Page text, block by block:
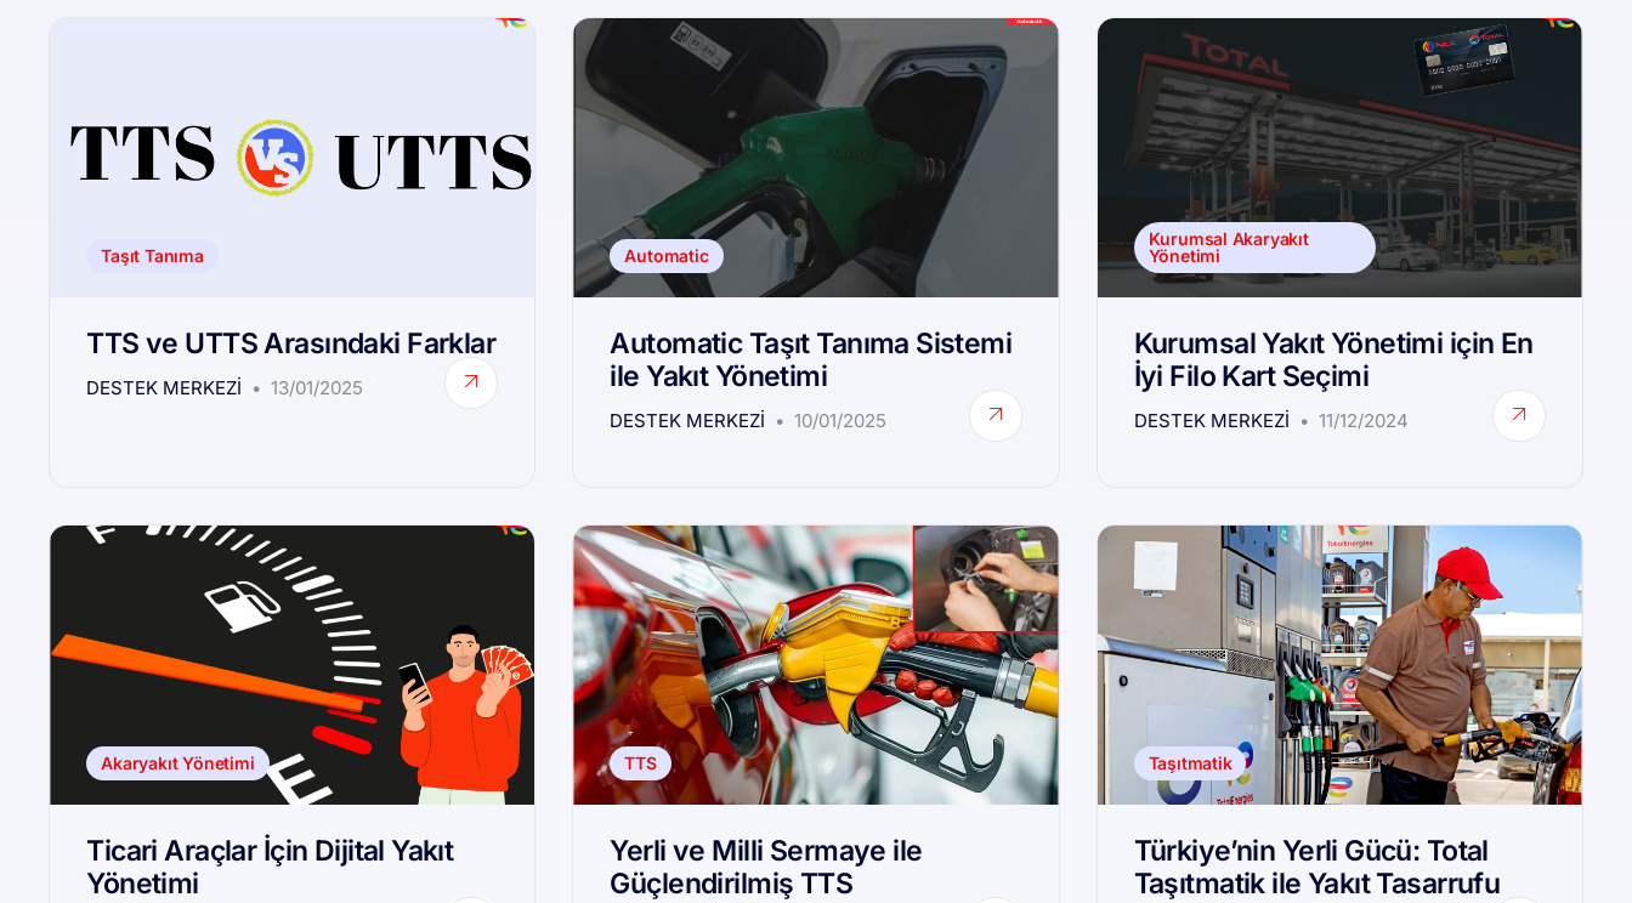
Taşıt Tanıma
TTS ve UTTS Arasındaki Farklar
DESTEK MERKEZI 13/01/2025
Automatic
Automatic Taşıt Tanıma Sistemi
ile Yakıt Yönetimi
DESTEK MERKEZI 10/01/2025
Kurumsal Akaryakıt
Yönetimi
Kurumsal Yakıt Yönetimi için En
İyi Filo Kart Seçimi
DESTEK MERKEZI 11/12/2024
Akaryakıt Yönetimi
Ticari Araçlar İçin Dijital Yakıt
Yönetimi
TTS
Yerli ve Milli Sermaye ile
Güçlendirilmiş TTS
Taşıtmatik
Türkiye’nin Yerli Gücü: Total
Taşıtmatik ile Yakıt Tasarrufu